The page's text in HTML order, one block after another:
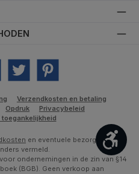
Twitter Pinterest
Verzendkosten en betaling
Opdruk
Privacybeleid
toegankelijkheid
en eventuele bezorgkosten,
vermeld.
ondernemingen in de zin van §14
(BGB). Geen verkoop aan